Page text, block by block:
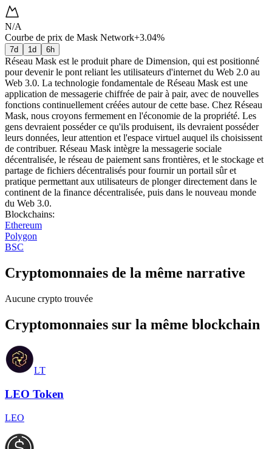
N/A
Courbe de prix de Mask Network+3.04%
7d 1d 6h
Réseau Mask est le produit phare de Dimension, qui est positionné
pour devenir le pont reliant les utilisateurs d'internet du Web 2.0 au
Web 3.0. La technologie fondamentale de Réseau Mask est une
application de messagerie chiffrée de pair à pair, avec de nouvelles
fonctions continuellement créées autour de cette base. Chez Réseau
Mask, nous croyons fermement en l'économie de la propriété. Les
gens devraient posséder ce qu'ils produisent, ils devraient posséder
leurs données, leur attention et l'espace virtuel auquel ils choisissent
de contribuer. Réseau Mask intègre la messagerie sociale
décentralisée, le réseau de paiement sans frontières, et le stockage et
partage de fichiers décentralisés pour fournir un portail sûr et
pratique permettant aux utilisateurs de plonger directement dans le
continent de la finance décentralisée, puis dans le nouveau monde
du Web 3.0.
Blockchains:
Ethereum
Polygon
BSC
Cryptomonnaies de la même narrative
Aucune crypto trouvée
Cryptomonnaies sur la même blockchain
LT
LEO Token
LEO